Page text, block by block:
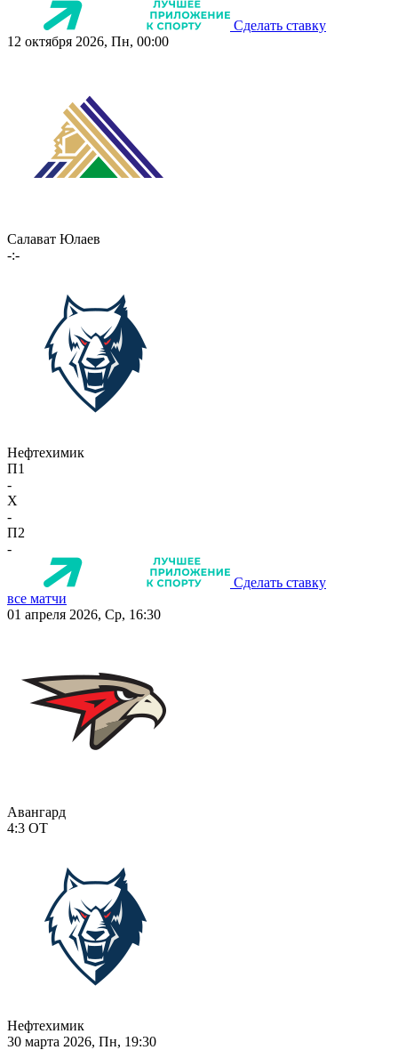
Сделать ставку
12 октября 2026, Пн, 00:00
Салават Юлаев
-:-
Нефтехимик
П1
-
X
-
П2
-
Сделать ставку
все матчи
01 апреля 2026, Ср, 16:30
Авангард
4:3 ОТ
Нефтехимик
30 марта 2026, Пн, 19:30